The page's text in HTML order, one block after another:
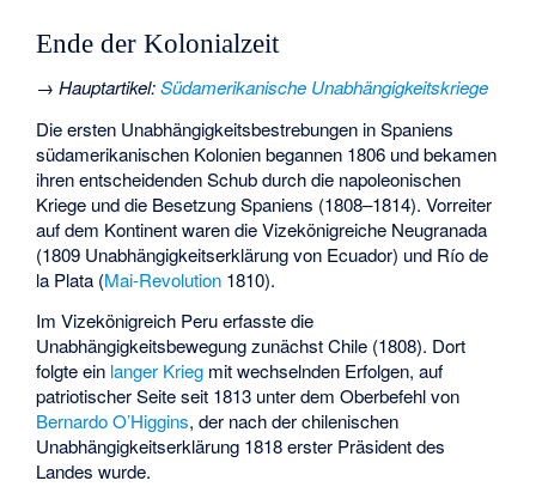
Ende der Kolonialzeit
→Hauptartikel:Südamerikanische Unabhängigkeitskriege
Die ersten Unabhängigkeitsbestrebungen in Spaniens
südamerikanischen Kolonien begannen 1806 und bekamen
ihren entscheidenden Schub durch die napoleonischen
Kriege und die Besetzung Spaniens (1808–1814). Vorreiter
auf dem Kontinent waren die Vizekönigreiche Neugranada
(1809 Unabhängigkeitserklärung von Ecuador) und Río de
la Plata (Mai-Revolution 1810).
Im Vizekönigreich Peru erfasste die
Unabhängigkeitsbewegung zunächst Chile (1808). Dort
folgte ein langer Krieg mit wechselnden Erfolgen, auf
patriotischer Seite seit 1813 unter dem Oberbefehl von
Bernardo O’Higgins, der nach der chilenischen
Unabhängigkeitserklärung 1818 erster Präsident des
Landes wurde.